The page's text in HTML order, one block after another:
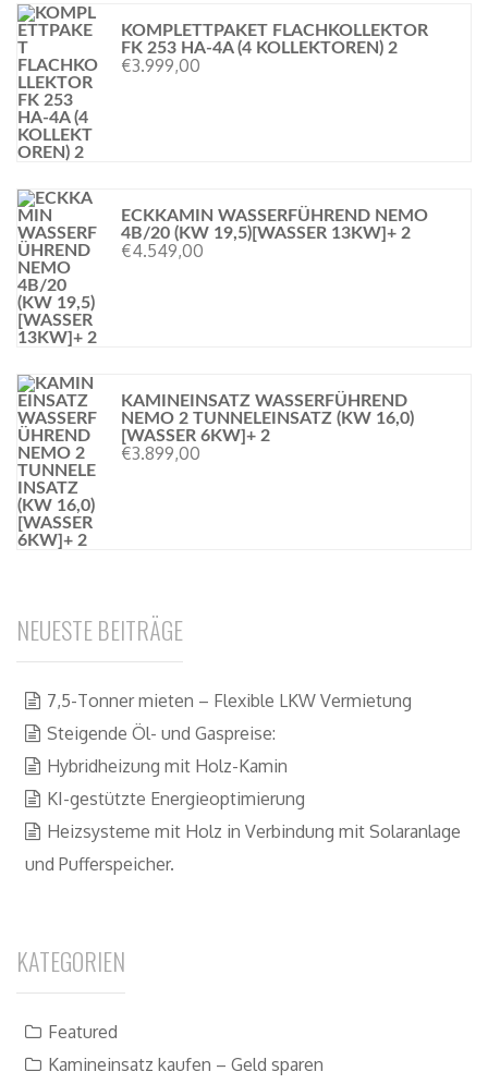
KOMPLETTPAKET FLACHKOLLEKTOR
FK 253 HA-4A (4 KOLLEKTOREN) 2
€3.999,00
ECKKAMIN WASSERFÜHREND NEMO
4B/20 (KW 19,5)[WASSER 13KW]+ 2
€4.549,00
KAMINEINSATZ WASSERFÜHREND
NEMO 2 TUNNELEINSATZ (KW 16,0)
[WASSER 6KW]+ 2
€3.899,00
NEUESTE BEITRÄGE
7,5-Tonner mieten – Flexible LKW Vermietung
Steigende Öl- und Gaspreise:
Hybridheizung mit Holz-Kamin
KI-gestützte Energieoptimierung
Heizsysteme mit Holz in Verbindung mit Solaranlage
und Pufferspeicher.
KATEGORIEN
Featured
Kamineinsatz kaufen – Geld sparen